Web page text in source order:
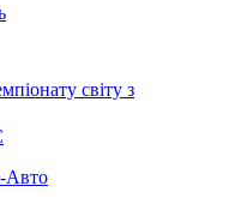
світу з